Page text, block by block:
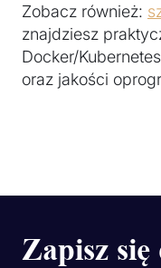
Zobacz również:
znajdziesz
Docker/
oraz jakości
Zapisz